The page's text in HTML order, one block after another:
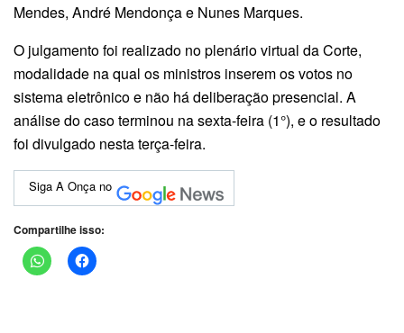
Mendes, André Mendonça e Nunes Marques.
O julgamento foi realizado no plenário virtual da Corte,
modalidade na qual os ministros inserem os votos no
sistema eletrônico e não há deliberação presencial. A
análise do caso terminou na sexta-feira (1°), e o resultado
foi divulgado nesta terça-feira.
Siga A Onça no
Compartilhe isso: